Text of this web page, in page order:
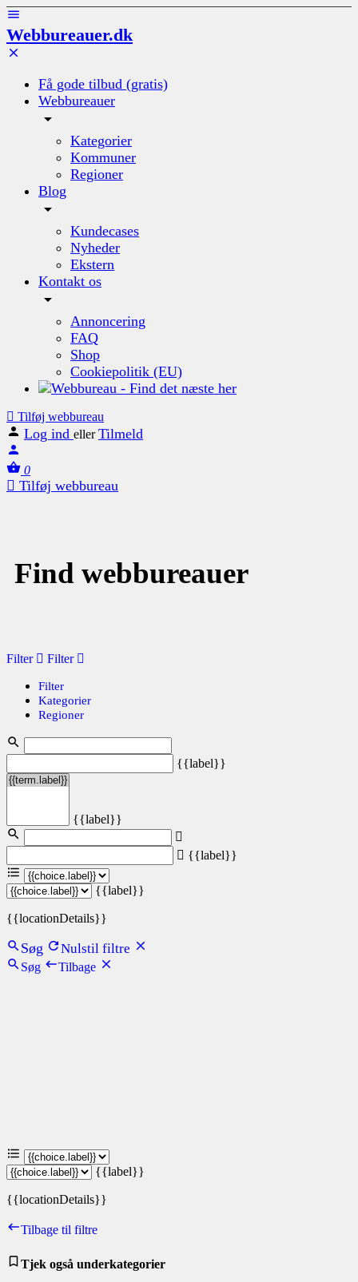
Webbureauer.dk
Få gode tilbud (gratis)
Webbureauer
Kategorier
Kommuner
Regioner
Blog
Kundecases
Nyheder
Ekstern
Kontakt os
Annoncering
FAQ
Shop
Cookiepolitik (EU)
Tilføj webbureau
Log ind eller Tilmeld
0
Tilføj webbureau
Find webbureauer
Filter Filter
Filter
Kategorier
Regioner
{{label}}
{{label}}
{{label}}
{{label}}
{{locationDetails}}
Søg Nulstil filtre
Søg Tilbage
{{label}}
{{locationDetails}}
Tilbage til filtre
Tjek også underkategorier